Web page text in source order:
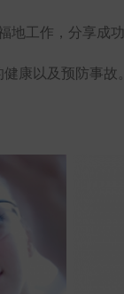
地工作，分享成功
康以及预防事故。